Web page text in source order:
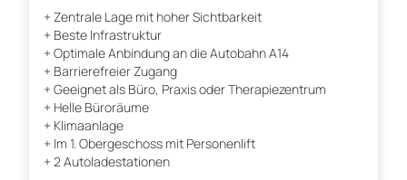
+ Zentrale Lage mit hoher Sichtbarkeit
+ Beste Infrastruktur
+ Optimale Anbindung an die Autobahn A14
+ Barrierefreier Zugang
+ Geeignet als Büro, Praxis oder Therapiezentrum
+ Helle Büroräume
+ Klimaanlage
+ Im 1. Obergeschoss mit Personenlift
+ 2 Autoladestationen